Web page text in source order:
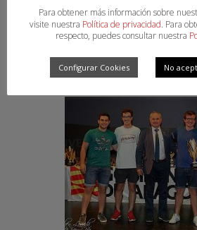
Para obtener más información sobre
visite nuestra Política de privacidad. Para
respecto, puedes consultar nuestra
Configurar Cookies No